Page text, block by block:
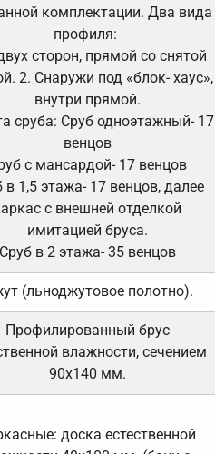
комплектации. Два вида
профиля:
сторон, прямой со снятой
2. Снаружи под «блок- хаус»,
внутри прямой.
сруба: Сруб одноэтажный- 17
венцов
с мансардой- 17 венцов
в 1,5 этажа- 17 венцов, далее
с внешней отделкой
имитацией бруса.
Сруб в 2 этажа- 35 венцов
(льноджутовое полотно).
Профилированный брус
влажности, сечением
90х140 мм.
доска естественной